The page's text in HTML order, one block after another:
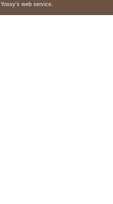
Yossy's web service.